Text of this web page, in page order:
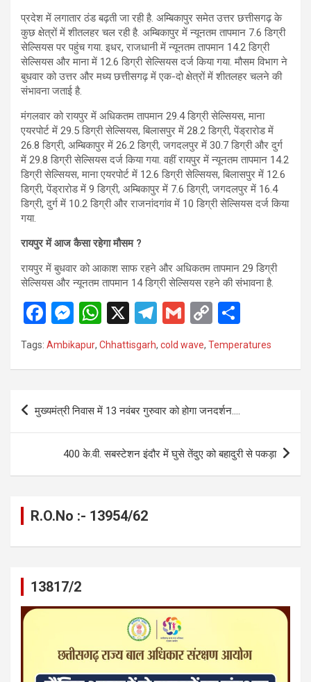
प्रदेश में लगातार ठंड बढ़ती जा रही है. अम्बिकापुर समेत उत्तर छत्तीसगढ़ के
कुछ क्षेत्रों में शीतलहर चल रही है. अम्बिकापुर में न्यूनतम तापमान 7.6 डिग्री
सेल्सियस पर पहुंच गया. इधर, राजधानी में न्यूनतम तापमान 14.2 डिग्री
सेल्सियस और माना में 12.6 डिग्री सेल्सियस दर्ज किया गया. मौसम विभाग ने
बुधवार को उत्तर और मध्य छत्तीसगढ़ में एक-दो क्षेत्रों में शीतलहर चलने की
संभावना जताई है.
मंगलवार को रायपुर में अधिकतम तापमान 29.4 डिग्री सेल्सियस, माना
एयरपोर्ट में 29.5 डिग्री सेल्सियस, बिलासपुर में 28.2 डिग्री, पेंड्रारोड में
26.8 डिग्री, अम्बिकापुर में 26.2 डिग्री, जगदलपुर में 30.7 डिग्री और दुर्ग
में 29.8 डिग्री सेल्सियस दर्ज किया गया. वहीं रायपुर में न्यूनतम तापमान 14.2
डिग्री सेल्सियस, माना एयरपोर्ट में 12.6 डिग्री सेल्सियस, बिलासपुर में 12.6
डिग्री, पेंड्रारोड में 9 डिग्री, अम्बिकापुर में 7.6 डिग्री, जगदलपुर में 16.4
डिग्री, दुर्ग में 10.2 डिग्री और राजनांदगांव में 10 डिग्री सेल्सियस दर्ज किया
गया.
रायपुर में आज कैसा रहेगा मौसम ?
रायपुर में बुधवार को आकाश साफ रहने और अधिकतम तापमान 29 डिग्री
सेल्सियस और न्यूनतम तापमान 14 डिग्री सेल्सियस रहने की संभावना है.
F
a
ce
o
M
se
g
W
h
at
A
p
X
T
el
e
a
G
ail
C
o
py
n
k
h
ar
Tags: Ambikapur, Chhattisgarh, cold wave, Temperatures
Post
navigation
मुख्यमंत्री निवास में 13 नवंबर गुरुवार को होगा जनदर्शन….
400 के.वी. सबस्टेशन इंदौर में घुसे तेंदुए को बहादुरी से पकड़ा
R.O.No :- 13954/62
13817/2